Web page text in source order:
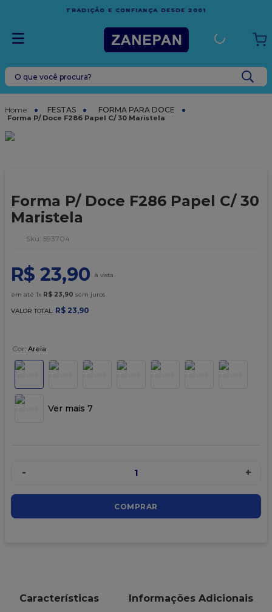
EM COMPRAS ACIMA DE R$1.000,00 PARA O
ESPÍRITO SANTO
O que você procura?
FESTAS FORMA PARA DOCE
Forma P/ Doce F286 Papel C/ 30 Maristela
Forma P/ Doce F286 Papel C/ 30
Maristela
: 593704
R$ 23,90
em até 1x R$ 23,90 sem juros
VALOR TOTAL: R$ 23,90
Cor: Areia
Ver mais 7
- 1 +
COMPRAR
Características Informações Adicionais
TERMOS MAIS BUSCADOS
leite condensado
6º
sacola
9º
caixa kraft
10º chocolate